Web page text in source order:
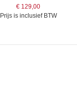
€ 129,00
Prijs is inclusief BTW